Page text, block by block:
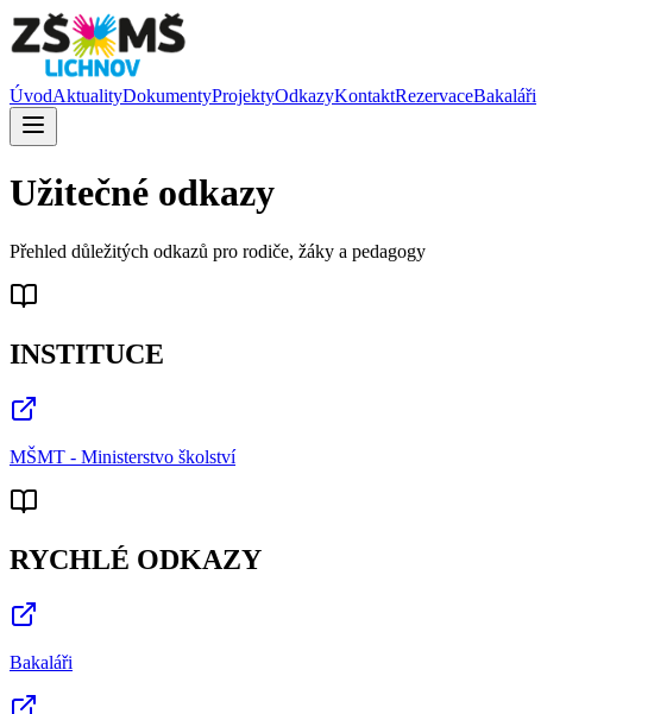
ÚvodAktualityDokumentyProjektyOdkazyKontaktRezervaceBakaláři
Užitečné odkazy
Přehled důležitých odkazů pro rodiče, žáky a pedagogy
INSTITUCE
MŠMT - Ministerstvo školství
RYCHLÉ ODKAZY
Bakaláři